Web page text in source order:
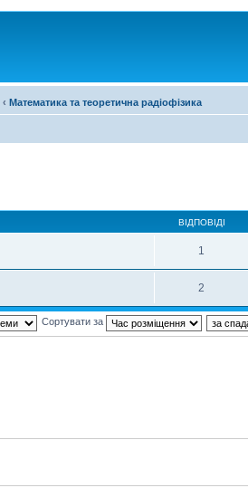
‹ Математика та теоретична радіофізика
ВІДПОВІДІ
1
2
Сортувати за